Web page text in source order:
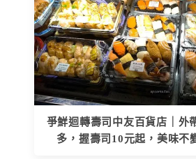
爭鮮迴轉壽司中友百貨店｜外
多，握壽司10元起，美味不